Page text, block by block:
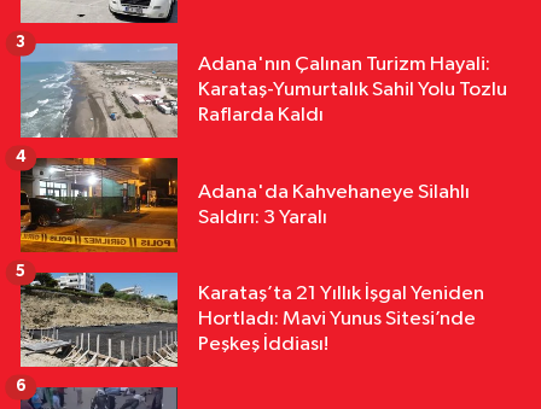
Özel
22:25Yunusoğlu FK Şampiyon
Adana'nın Çalınan Turizm Hayali:
Karataş-Yumurtalık Sahil Yolu Tozlu
Raflarda Kaldı
3
Adana'da Kahvehaneye Silahlı
Saldırı: 3 Yaralı
4
Karataş’ta 21 Yıllık İşgal Yeniden
Hortladı: Mavi Yunus Sitesi’nde
Peşkeş İddiası!
5
6